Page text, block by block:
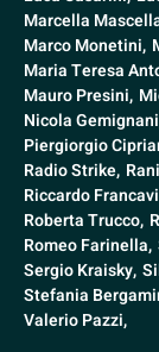
Marcella
Marco Monetini,
Maria Teresa
Mauro Presini,
Nicola
Piergiorgio
Radio Strike,
Riccardo
Roberta Trucco,
Romeo Farinella,
Sergio Kraisky,
Stefania
Valerio Pazzi,